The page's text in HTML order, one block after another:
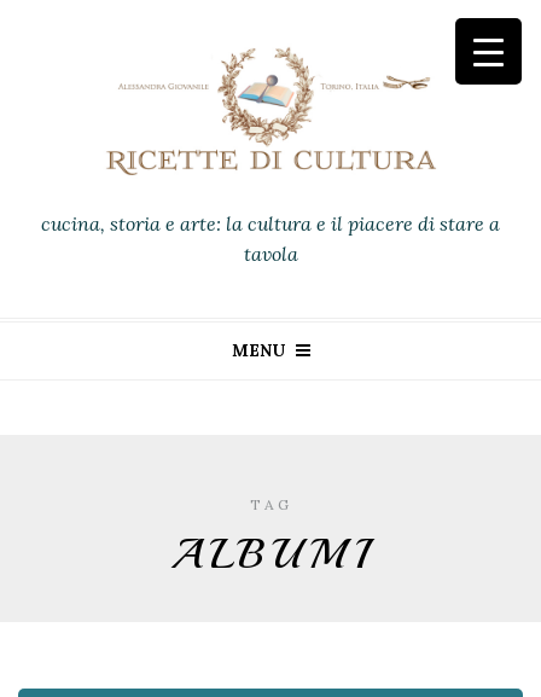
cucina, storia e arte: la cultura e il piacere di stare a
tavola
MENU
TAG
ALBUMI